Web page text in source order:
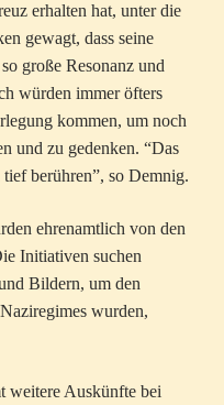
erhalten hat, unter die
gewagt, dass seine
große Resonanz und
würden immer öfters
kommen, um noch
und zu gedenken. “Das
berühren”, so Demnig.
ehrenamtlich von den
Initiativen suchen
Bildern, um den
wurden,
weitere Auskünfte bei